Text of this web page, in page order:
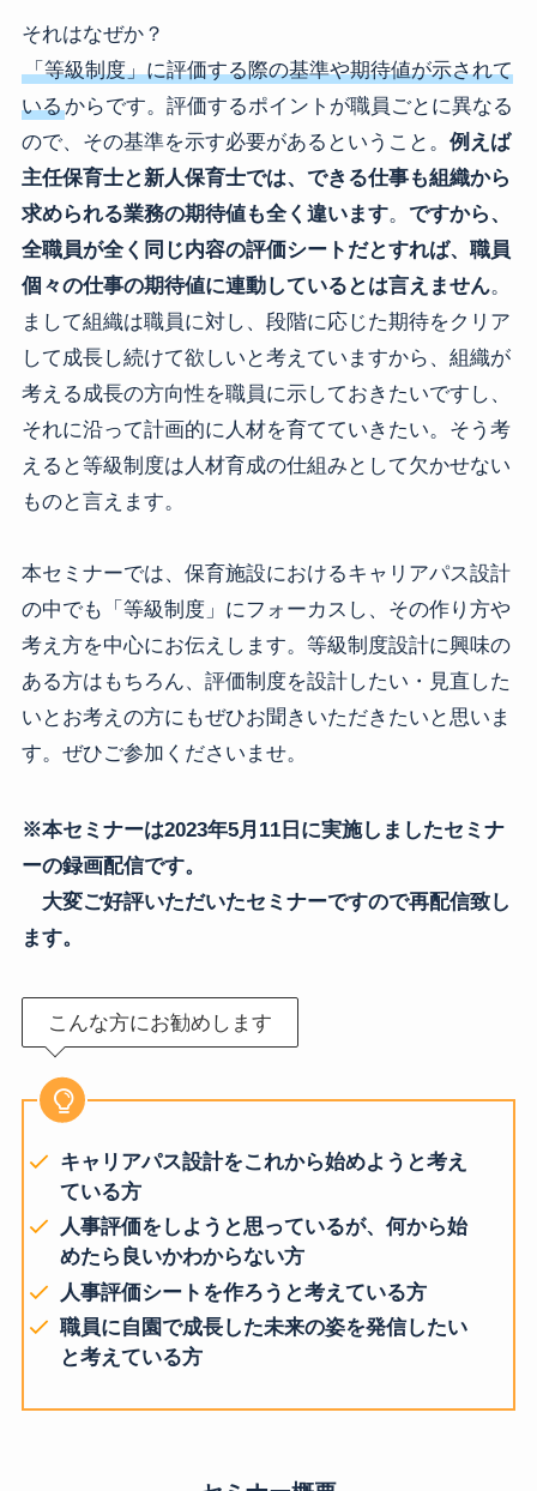
それはなぜか？
「等級制度」に評価する際の基準や期待値が示されて
いるからです。評価するポイントが職員ごとに異なる
ので、その基準を示す必要があるということ。 例えば
主任保育士と新人保育士では、できる仕事も組織から
求められる業務の期待値も全く違います。 ですから、
全職員が全く同じ内容の評価シートだとすれば、職員
個々の仕事の期待値に連動しているとは言えません。
まして組織は職員に対し、段階に応じた期待をクリア
して成長し続けて欲しいと考えていますから、組織が
考える成長の方向性を職員に示しておきたいですし、
それに沿って計画的に人材を育てていきたい。そう考
えると等級制度は人材育成の仕組みとして欠かせない
ものと言えます。
本セミナーでは、保育施設におけるキャリアパス設計
の中でも「等級制度」にフォーカスし、その作り方や
考え方を中心にお伝えします。等級制度設計に興味の
ある方はもちろん、評価制度を設計したい・見直した
いとお考えの方にもぜひお聞きいただきたいと思いま
す。ぜひご参加くださいませ。
※本セミナーは2023年5月11日に実施しましたセミナ
ーの録画配信です。
大変ご好評いただいたセミナーですので再配信致し
ます。
こんな方にお勧めします
キャリアパス設計をこれから始めようと考え
ている方
人事評価をしようと思っているが、何から始
めたら良いかわからない方
人事評価シートを作ろうと考えている方
職員に自園で成長した未来の姿を発信したい
と考えている方